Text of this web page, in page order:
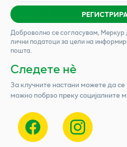
Доброволно се согласувам, Меркур
лични податоци за цели на
пошта.
Следете нѐ
За клучните настани можете да
можно побрзо преку социјалните